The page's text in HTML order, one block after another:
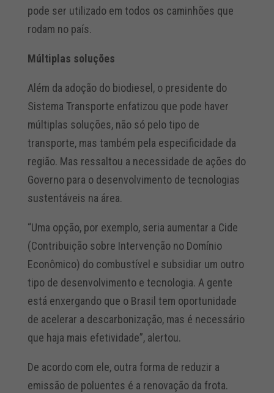
pode ser utilizado em todos os caminhões que
rodam no país.
Múltiplas soluções
Além da adoção do biodiesel, o presidente do
Sistema Transporte enfatizou que pode haver
múltiplas soluções, não só pelo tipo de
transporte, mas também pela especificidade da
região. Mas ressaltou a necessidade de ações do
Governo para o desenvolvimento de tecnologias
sustentáveis na área.
“Uma opção, por exemplo, seria aumentar a Cide
(Contribuição sobre Intervenção no Domínio
Econômico) do combustível e subsidiar um outro
tipo de desenvolvimento e tecnologia. A gente
está enxergando que o Brasil tem oportunidade
de acelerar a descarbonização, mas é necessário
que haja mais efetividade”, alertou.
De acordo com ele, outra forma de reduzir a
emissão de poluentes é a renovação da frota.